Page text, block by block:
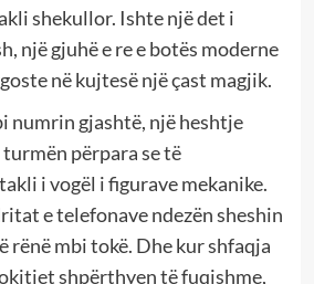
shekullor. Ishte një det i
një gjuhë e re e botës moderne
në kujtesë një çast magjik.
numrin gjashtë, një heshtje
përpara se të
i vogël i figurave mekanike.
e telefonave ndezën sheshin
rënë mbi tokë. Dhe kur shfaqja
shpërthyen të fuqishme,